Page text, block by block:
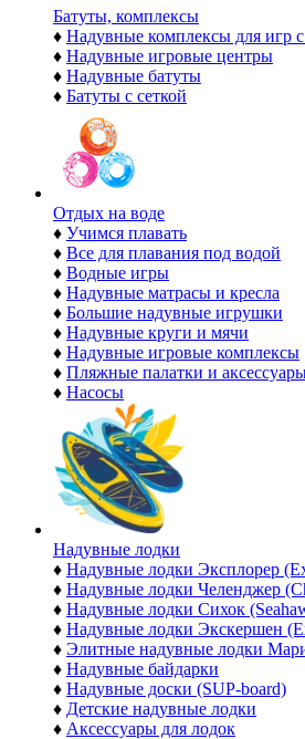
Батуты, комплексы
♦ Надувные комплексы для игр
♦ Надувные игровые центры
♦ Надувные батуты
♦ Батуты с сеткой
Отдых на воде
♦ Учимся плавать
♦ Все для плавания под водой
♦ Водные игры
♦ Надувные матрасы и кресла
♦ Большие надувные игрушки
♦ Надувные круги и мячи
♦ Надувные игровые комплексы
♦ Пляжные палатки и
♦ Насосы
Надувные лодки
♦ Надувные лодки Эксплорер
♦ Надувные лодки Челенджер
♦ Надувные лодки Сихок
♦ Надувные лодки Экскершен
♦ Элитные надувные лодки
♦ Надувные байдарки
♦ Надувные доски (SUP-board)
♦ Детские надувные лодки
♦ Аксессуары для лодок